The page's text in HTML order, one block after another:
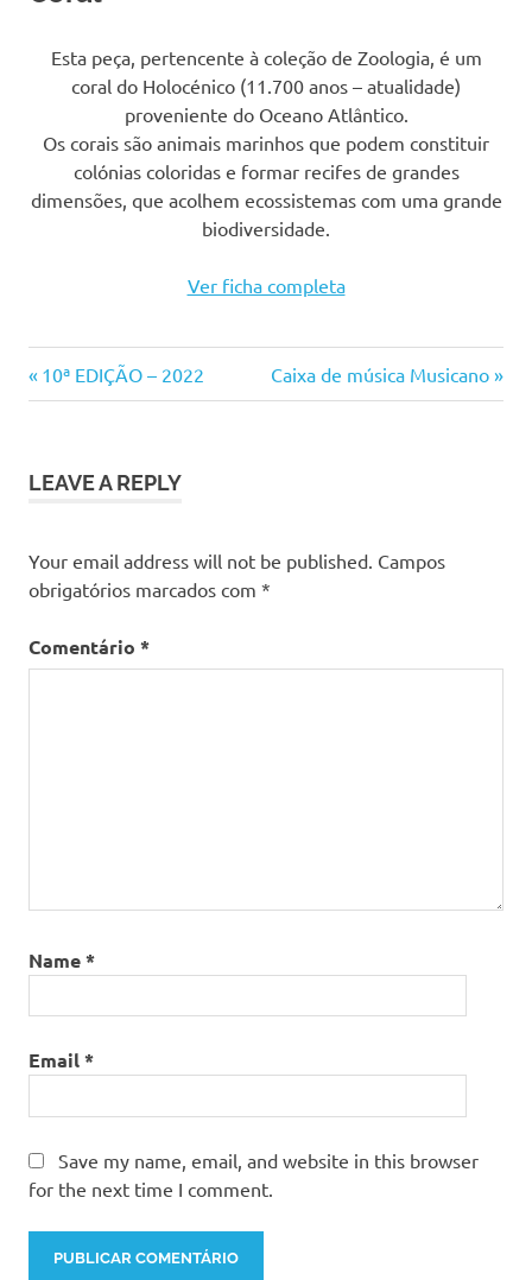
Esta peça, pertencente à coleção de Zoologia, é um
coral do Holocénico (11.700 anos – atualidade)
proveniente do Oceano Atlântico.
Os corais são animais marinhos que podem constituir
colónias coloridas e formar recifes de grandes
dimensões, que acolhem ecossistemas com uma grande
biodiversidade.
Ver ficha completa
Navegação
artigos
Previous
Post:
10ª EDIÇÃO – 2022
Next
Post:
Caixa de música Musicano
LEAVE A REPLY
Your email address will not be published. Campos
obrigatórios marcados com *
Comentário *
Name*
Email*
Save my name, email, and website in this browser
for the next time I comment.